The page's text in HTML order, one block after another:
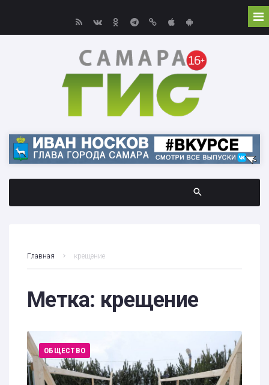
Главная крещение
Метка: крещение
ОБЩЕСТВО